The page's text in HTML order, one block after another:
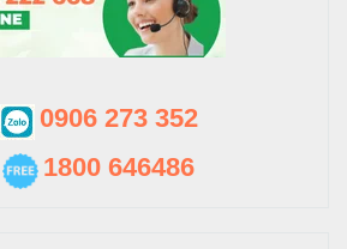
0906 273 352
1800 646486